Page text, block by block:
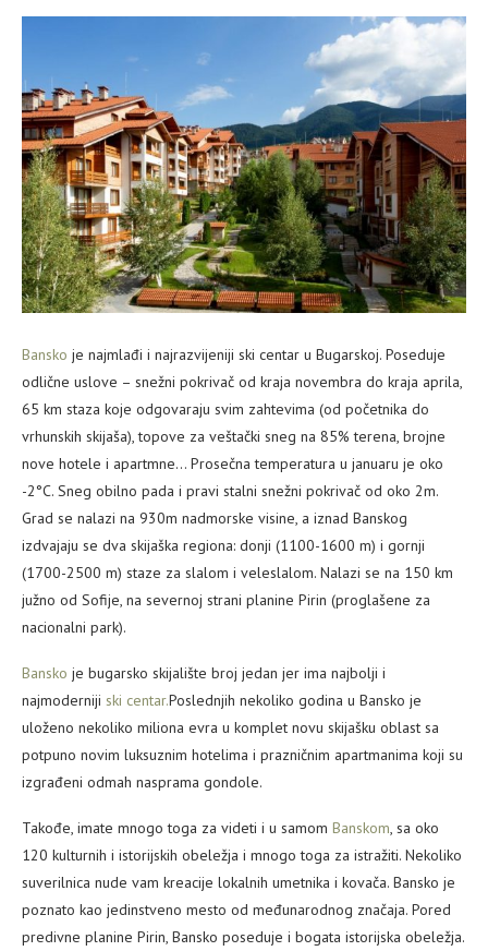
Bansko je najmlađi i najrazvijeniji ski centar u Bugarskoj. Poseduje
odlične uslove – snežni pokrivač od kraja novembra do kraja aprila,
65 km staza koje odgovaraju svim zahtevima (od početnika do
vrhunskih skijaša), topove za veštački sneg na 85% terena, brojne
nove hotele i apartmne… Prosečna temperatura u januaru je oko
-2°C. Sneg obilno pada i pravi stalni snežni pokrivač od oko 2m.
Grad se nalazi na 930m nadmorske visine, a iznad Banskog
izdvajaju se dva skijaška regiona: donji (1100-1600 m) i gornji
(1700-2500 m) staze za slalom i veleslalom. Nalazi se na 150 km
južno od Sofije, na severnoj strani planine Pirin (proglašene za
nacionalni park).
Bansko je bugarsko skijalište broj jedan jer ima najbolji i
najmoderniji ski centar.Poslednjih nekoliko godina u Bansko je
uloženo nekoliko miliona evra u komplet novu skijašku oblast sa
potpuno novim luksuznim hotelima i prazničnim apartmanima koji su
izgrađeni odmah nasprama gondole.
Takođe, imate mnogo toga za videti i u samom Banskom , sa oko
120 kulturnih i istorijskih obeležja i mnogo toga za istražiti. Nekoliko
suverilnica nude vam kreacije lokalnih umetnika i kovača. Bansko je
poznato kao jedinstveno mesto od međunarodnog značaja. Pored
predivne planine Pirin, Bansko poseduje i bogata istorijska obeležja.